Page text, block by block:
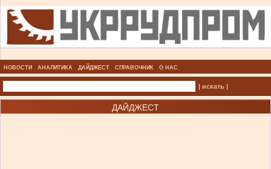
НОВОСТИ АНАЛИТИКА ДАЙДЖЕСТ СПРАВОЧНИК О НАС
| искать |
ДАЙДЖЕСТ